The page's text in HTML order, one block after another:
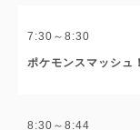
7:30～8:30
ポケモンスマッシュ！
8:30～8:44